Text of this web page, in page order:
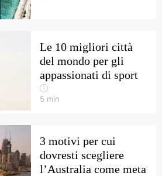
Le 10 migliori città
del mondo per gli
appassionati di sport
5 min
3 motivi per cui
dovresti scegliere
l’Australia come meta